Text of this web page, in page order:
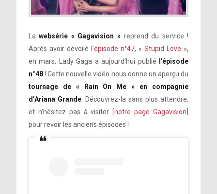
Lawebsérie « Gagavision » reprend du service !
Après avoir dévoilé l’épisode n°47, « Stupid Love »,
en mars, Lady Gaga a aujourd’hui publié
l’épisode
n°48! Cette nouvelle vidéo nous donne un aperçu du
tournage de « Rain On Me » en compagnie
d’Ariana Grande. Découvrez-la sans plus attendre,
et n’hésitez pas à visiter [notre page Gagavision]
pour revoir les anciens épisodes !